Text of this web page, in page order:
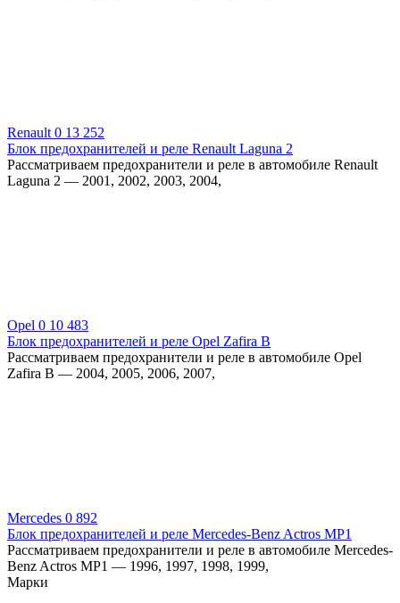
Renault 0 13 252
Блок предохранителей и реле Renault Laguna 2
Рассматриваем предохранители и реле в автомобиле Renault
Laguna 2 — 2001, 2002, 2003, 2004,
Opel 0 10 483
Блок предохранителей и реле Opel Zafira B
Рассматриваем предохранители и реле в автомобиле Opel
Zafira B — 2004, 2005, 2006, 2007,
Mercedes 0 892
Блок предохранителей и реле Mercedes-Benz Actros MP1
Рассматриваем предохранители и реле в автомобиле Mercedes-
Benz Actros MP1 — 1996, 1997, 1998, 1999,
Марки